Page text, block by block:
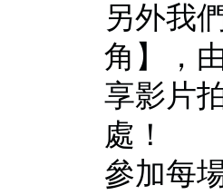
另外我
角】，
享影片
處！
參加每